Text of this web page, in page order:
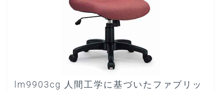
lm9903cg 人間工学に基づいたファブリッ